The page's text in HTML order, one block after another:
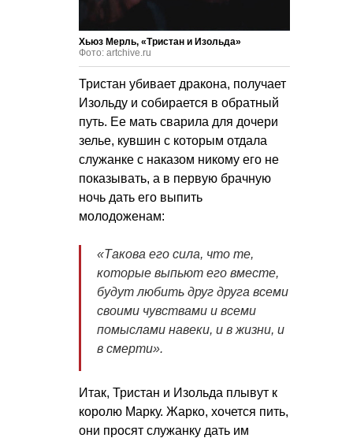
Хьюз Мерль, «Тристан и Изольда»
Фото: artchive.ru
Тристан убивает дракона, получает
Изольду и собирается в обратный
путь. Ее мать сварила для дочери
зелье, кувшин с которым отдала
служанке с наказом никому его не
показывать, а в первую брачную
ночь дать его выпить
молодоженам:
«Такова его сила, что те,
которые выпьют его вместе,
будут любить друг друга всеми
своими чувствами и всеми
помыслами навеки, и в жизни, и
в смерти».
Итак, Тристан и Изольда плывут к
королю Марку. Жарко, хочется пить,
они просят служанку дать им